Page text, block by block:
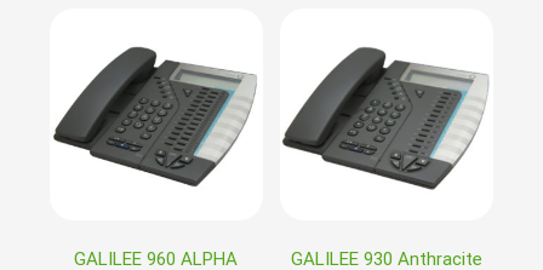
GALILEE 960 ALPHA
GALILEE 930 Anthracite